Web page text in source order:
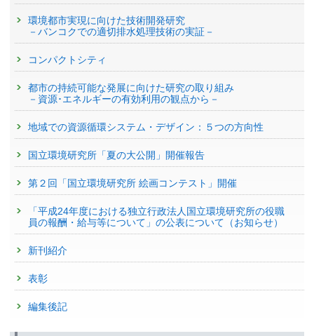
環境都市実現に向けた技術開発研究
－バンコクでの適切排水処理技術の実証－
コンパクトシティ
都市の持続可能な発展に向けた研究の取り組み
－資源･エネルギーの有効利用の観点から－
地域での資源循環システム・デザイン：５つの方向性
国立環境研究所「夏の大公開」開催報告
第２回「国立環境研究所 絵画コンテスト」開催
「平成24年度における独立行政法人国立環境研究所の役職
員の報酬・給与等について」の公表について（お知らせ）
新刊紹介
表彰
編集後記